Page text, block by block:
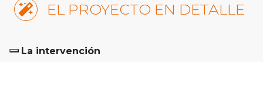
EL PROYECTO EN DETALLE
La intervención